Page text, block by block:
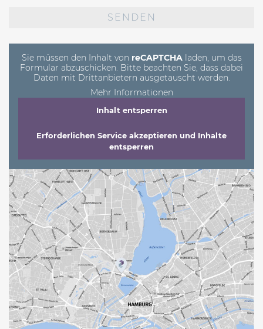
Sie müssen den Inhalt von reCAPTCHAladen, um das
Formular abzuschicken. Bitte beachten Sie, dass dabei
Daten mit Drittanbietern ausgetauscht werden.
Mehr Informationen
Inhalt entsperren
Erforderlichen Service akzeptieren und Inhalte
entsperren